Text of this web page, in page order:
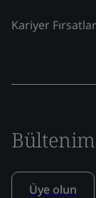
Kariyer
Üye olun